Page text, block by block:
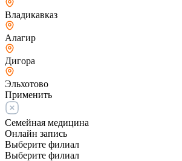
Владикавказ
Алагир
Дигора
Эльхотово
Применить
Семейная медицина
Онлайн запись
Выберите филиал
Выберите филиал